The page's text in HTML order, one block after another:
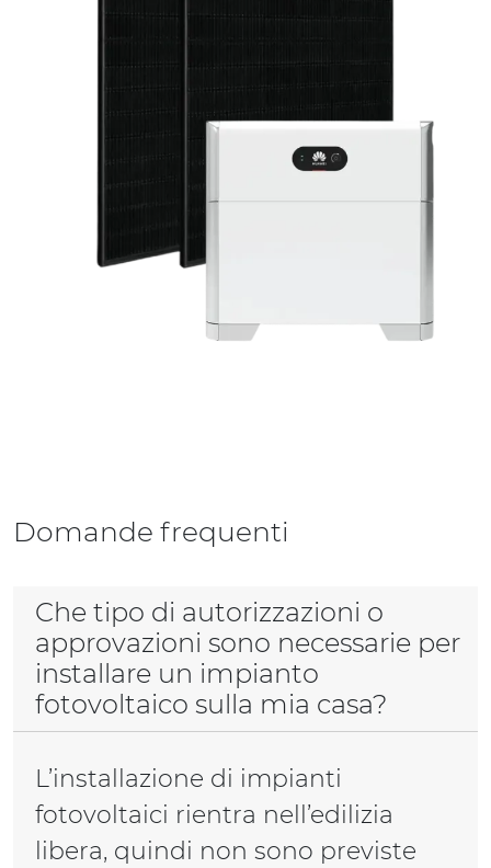
Domande frequenti
Che tipo di autorizzazioni o
approvazioni sono necessarie per
installare un impianto
fotovoltaico sulla mia casa?
L’installazione di impianti
fotovoltaici rientra nell’edilizia
libera, quindi non sono previste